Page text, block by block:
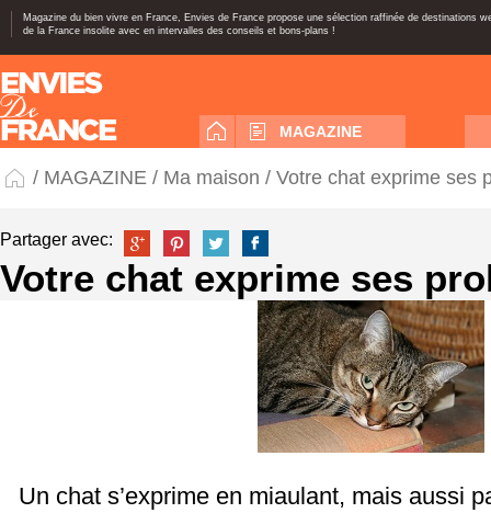
Magazine du bien vivre en France, Envies de France propose une sélection raffinée de destinations
de la France insolite avec en intervalles des conseils et bons-plans !
MAGAZINE
/ MAGAZINE / Ma maison / Votre chat exprime ses
Partager avec:
Votre chat exprime ses
Un chat s’exprime en miaulant, mais aussi